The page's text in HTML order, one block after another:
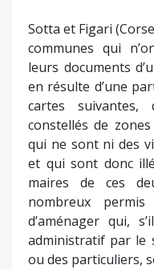
Sotta et Figari
communes qui
leurs documents
en résulte d’une
cartes
constellés de
qui ne sont ni des
et qui sont donc
maires de ces
nombreux
d’aménager qui,
administratif par le
ou des particuliers,